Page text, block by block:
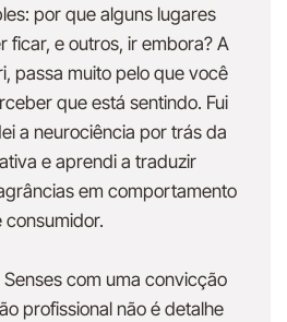
por que alguns lugares
ficar, e outros, ir embora? A
passa muito pelo que você
que está sentindo. Fui
a neurociência por trás da
e aprendi a traduzir
em comportamento
consumidor.
Senses com uma convicção
profissional não é detalhe